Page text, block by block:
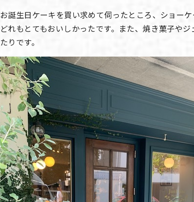
お誕生日ケーキを買い求めて伺ったところ、ショー
どれもとてもおいしかったです。また、焼き菓子や
たりです。